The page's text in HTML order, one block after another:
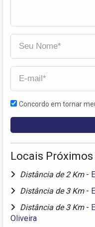
Concordo em tornar
Locais Próximos
Distância de 2 Km -
Distância de 3 Km -
Distância de 3 Km -
Oliveira